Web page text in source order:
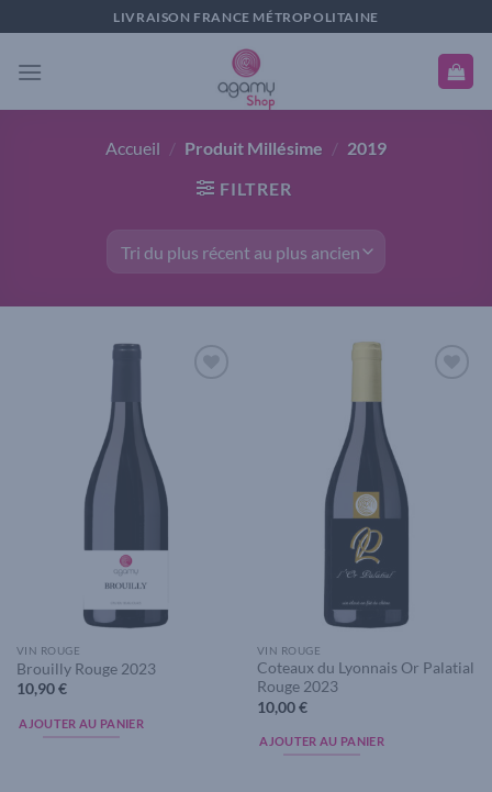
au
contenu
LIVRAISON FRANCE MÉTROPOLITAINE
Accueil / Produit Millésime / 2019
FILTRER
VIN ROUGE
Brouilly Rouge 2023
10,90€
AJOUTER AU PANIER
VIN ROUGE
Coteaux du Lyonnais Or Palatial
Rouge 2023
10,00€
AJOUTER AU PANIER